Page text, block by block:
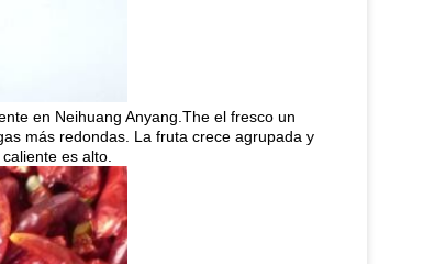
en Neihuang Anyang.The el fresco un
más redondas. La fruta crece agrupada y
es alto.